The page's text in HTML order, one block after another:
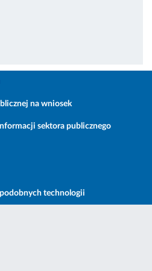
na wniosek
sektora publicznego
technologii